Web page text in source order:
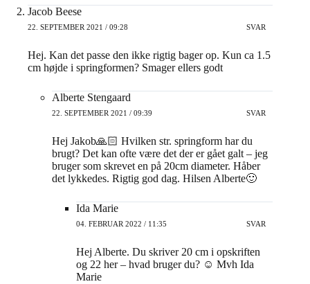
Jacob Beese
22. SEPTEMBER 2021 / 09:28 SVAR
Hej. Kan det passe den ikke rigtig bager op. Kun ca 1.5
cm højde i springformen? Smager ellers godt
Alberte Stengaard
22. SEPTEMBER 2021 / 09:39 SVAR
Hej Jakob🙏🏻 Hvilken str. springform har du
brugt? Det kan ofte være det der er gået galt – jeg
bruger som skrevet en på 20cm diameter. Håber
det lykkedes. Rigtig god dag. Hilsen Alberte🙂
Ida Marie
04. FEBRUAR 2022 / 11:35 SVAR
Hej Alberte. Du skriver 20 cm i opskriften
og 22 her – hvad bruger du? ☺️ Mvh Ida
Marie